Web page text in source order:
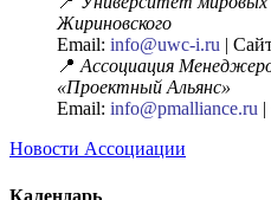
Жириновского
Email: info@uwc-i.ru |
📍Ассоциация
«Проектный Альянс»
Email: info@pmalliance.ru
Новости Ассоциации
Календарь